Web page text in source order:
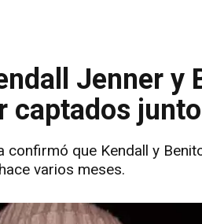
Jenner y
captados
confirmó que Kendall y
varios meses.